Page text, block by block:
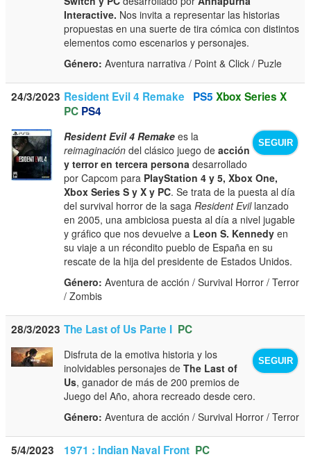
Interactive. Nos invita a representar las historias
propuestas en una suerte de tira cómica con distintos
elementos como escenarios y personajes.
Género: Aventura narrativa / Point & Click / Puzle
24/3/2023 Resident Evil 4 Remake PS5 Xbox Series X
PC PS4
SEGUIR
Resident Evil 4 Remake es la
reimaginación del clásico juego deacción
y terror en tercera persona desarrollado
por Capcom para PlayStation 4 y 5, Xbox One,
Xbox Series S y X y PC. Se trata de la puesta al día
del survival horror de la saga Resident Evillanzado
en 2005, una ambiciosa puesta al día a nivel jugable
y gráfico que nos devuelve a Leon S. Kennedy en
su viaje a un récondito pueblo de España en su
rescate de la hija del presidente de Estados Unidos.
Género: Aventura de acción / Survival Horror / Terror
/ Zombis
28/3/2023 The Last of Us Parte I PC
SEGUIR
Disfruta de la emotiva historia y los
inolvidables personajes deThe Last of
Us, ganador de más de 200 premios de
Juego del Año, ahora recreado desde cero.
Género: Aventura de acción / Survival Horror / Terror
5/4/2023 1971 : Indian Naval Front PC